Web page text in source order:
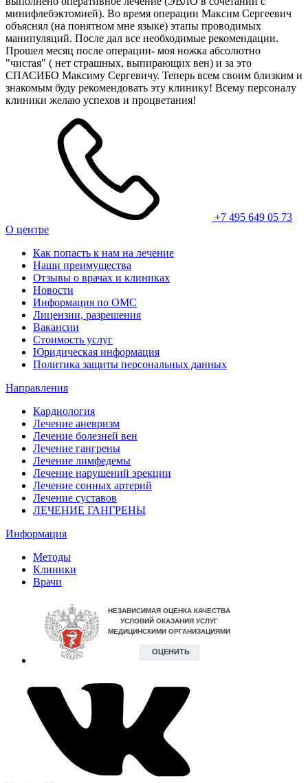
минифлебэктомией). Во время операции Максим Сергеевич
объяснял (на понятном мне языке) этапы проводимых
манипуляций. После дал все необходимые рекомендации.
Прошел месяц после операции- моя ножка абсолютно
"чистая" ( нет страшных, выпирающих вен) и за это
СПАСИБО Максиму Сергевичу. Теперь всем своим близким и
знакомым буду рекомендовать эту клинику! Всему персоналу
клиники желаю успехов и процветания!
+7 495 649 05 73
О центре
Как попасть к нам на лечение
Наши преимущества
Отзывы о врачах и клиниках
Новости
Информация по ОМС
Лицензии, разрешения
Вакансии
Стоимость услуг
Юридическая информация
Политика защиты персональных данных
Направления
Кардиология
Лечение аневризм
Лечение болезней вен
Лечение гангрены
Лечение лимфедемы
Лечение нарушений эрекции
Лечение сонных артерий
Лечение суставов
ЛЕЧЕНИЕ ГАНГРЕНЫ
Информация
Методы
Клиники
Врачи